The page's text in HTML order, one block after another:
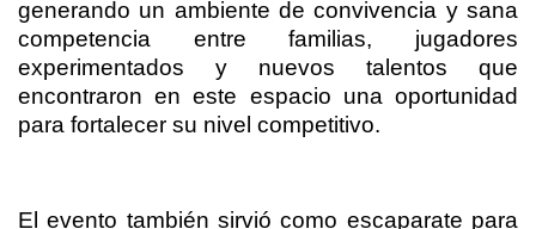
generando un ambiente de convivencia y sana
competencia entre familias, jugadores
experimentados y nuevos talentos que
encontraron en este espacio una oportunidad
para fortalecer su nivel competitivo.
El evento también sirvió como escaparate para